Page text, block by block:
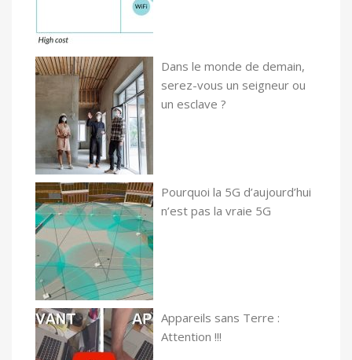
Dans le monde de demain,
serez-vous un seigneur ou
un esclave ?
Pourquoi la 5G d’aujourd’hui
n’est pas la vraie 5G
Appareils sans Terre :
Attention !!!